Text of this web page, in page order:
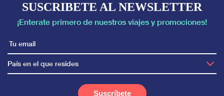
SUSCRIBETE AL NEWSLETTER
¡Enterate primero de nuestros viajes y promociones!
País en el que resides